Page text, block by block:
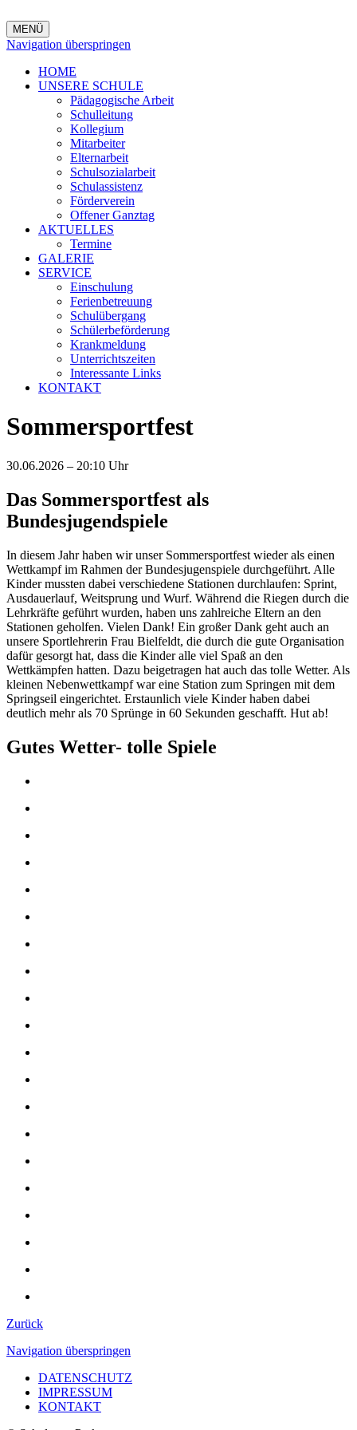
MENÜ
Navigation überspringen
HOME
UNSERE SCHULE
Pädagogische Arbeit
Schulleitung
Kollegium
Mitarbeiter
Elternarbeit
Schulsozialarbeit
Schulassistenz
Förderverein
Offener Ganztag
AKTUELLES
Termine
GALERIE
SERVICE
Einschulung
Ferienbetreuung
Schulübergang
Schülerbeförderung
Krankmeldung
Unterrichtszeiten
Interessante Links
KONTAKT
Sommersportfest
30.06.2026 – 20:10 Uhr
Das Sommersportfest als
Bundesjugendspiele
In diesem Jahr haben wir unser Sommersportfest wieder als einen
Wettkampf im Rahmen der Bundesjugenspiele durchgeführt. Alle
Kinder mussten dabei verschiedene Stationen durchlaufen: Sprint,
Ausdauerlauf, Weitsprung und Wurf. Während die Riegen durch die
Lehrkräfte geführt wurden, haben uns zahlreiche Eltern an den
Stationen geholfen. Vielen Dank! Ein großer Dank geht auch an
unsere Sportlehrerin Frau Bielfeldt, die durch die gute Organisation
dafür gesorgt hat, dass die Kinder alle viel Spaß an den
Wettkämpfen hatten. Dazu beigetragen hat auch das tolle Wetter. Als
kleinen Nebenwettkampf war eine Station zum Springen mit dem
Springseil eingerichtet. Erstaunlich viele Kinder haben dabei
deutlich mehr als 70 Sprünge in 60 Sekunden geschafft. Hut ab!
Gutes Wetter- tolle Spiele
Zurück
Navigation überspringen
DATENSCHUTZ
IMPRESSUM
KONTAKT